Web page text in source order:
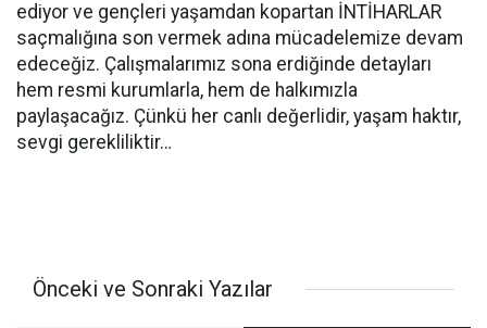
ediyor ve gençleri yaşamdan kopartan İNTİHARLAR
saçmalığına son vermek adına mücadelemize devam
edeceğiz. Çalışmalarımız sona erdiğinde detayları
hem resmi kurumlarla, hem de halkımızla
paylaşacağız. Çünkü her canlı değerlidir, yaşam haktır,
sevgi gerekliliktir…
Önceki ve Sonraki Yazılar